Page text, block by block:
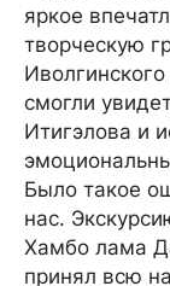
яркое
творческую
смогли
Итигэлова и
Было такое
нас.
Хамбо лама
принял всю